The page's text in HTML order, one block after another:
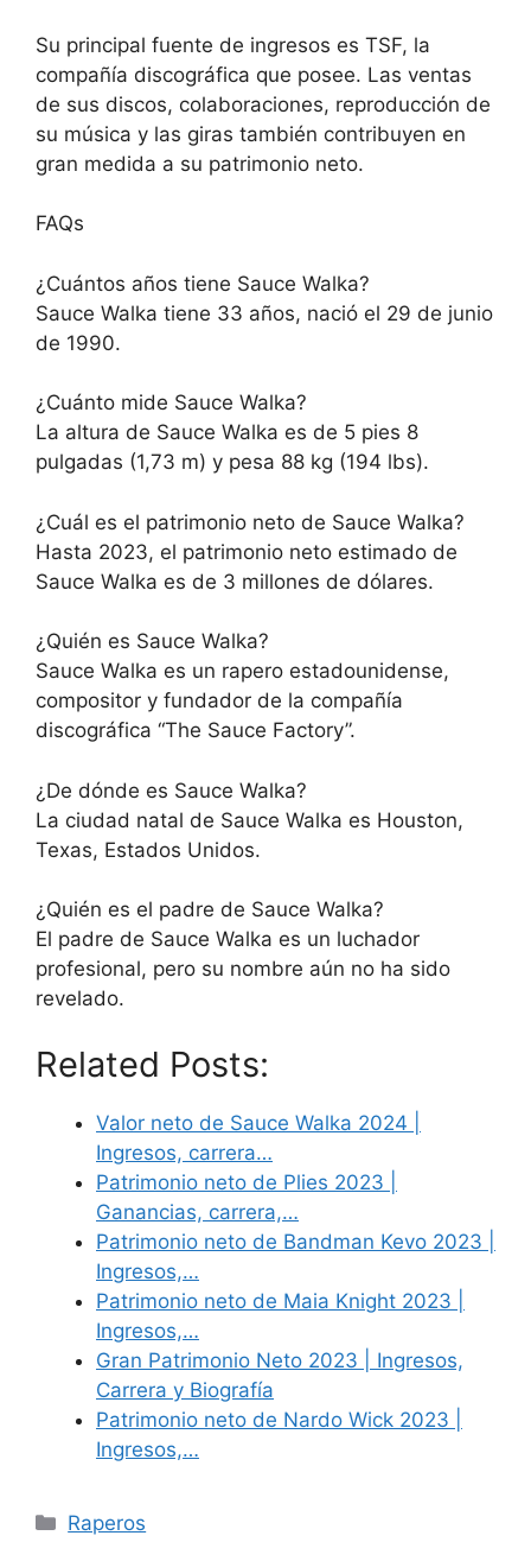
Su principal fuente de ingresos es TSF, la
compañía discográfica que posee. Las ventas
de sus discos, colaboraciones, reproducción de
su música y las giras también contribuyen en
gran medida a su patrimonio neto.
FAQs
¿Cuántos años tiene Sauce Walka?
Sauce Walka tiene 33 años, nació el 29 de junio
de 1990.
¿Cuánto mide Sauce Walka?
La altura de Sauce Walka es de 5 pies 8
pulgadas (1,73 m) y pesa 88 kg (194 lbs).
¿Cuál es el patrimonio neto de Sauce Walka?
Hasta 2023, el patrimonio neto estimado de
Sauce Walka es de 3 millones de dólares.
¿Quién es Sauce Walka?
Sauce Walka es un rapero estadounidense,
compositor y fundador de la compañía
discográfica “The Sauce Factory”.
¿De dónde es Sauce Walka?
La ciudad natal de Sauce Walka es Houston,
Texas, Estados Unidos.
¿Quién es el padre de Sauce Walka?
El padre de Sauce Walka es un luchador
profesional, pero su nombre aún no ha sido
revelado.
Related Posts:
Valor neto de Sauce Walka 2024 |
Ingresos, carrera…
Patrimonio neto de Plies 2023 |
Ganancias, carrera,…
Patrimonio neto de Bandman Kevo 2023 |
Ingresos,…
Patrimonio neto de Maia Knight 2023 |
Ingresos,…
Gran Patrimonio Neto 2023 | Ingresos,
Carrera y Biografía
Patrimonio neto de Nardo Wick 2023 |
Ingresos,…
Categories
Raperos